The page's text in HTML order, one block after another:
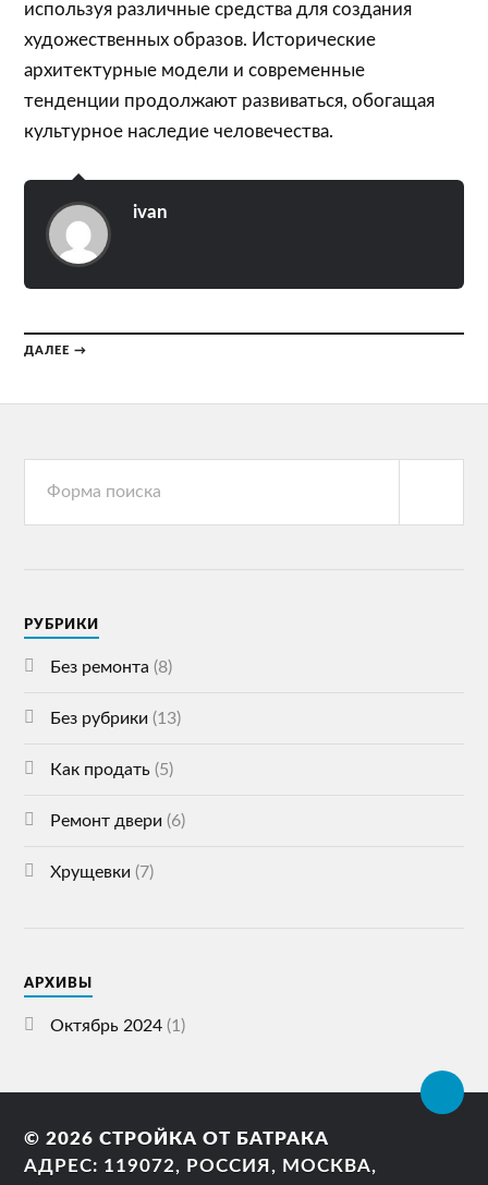
используя различные средства для создания
художественных образов. Исторические
архитектурные модели и современные
тенденции продолжают развиваться, обогащая
культурное наследие человечества.
ivan
ДАЛЕЕ →
РУБРИКИ
Без ремонта (8)
Без рубрики (13)
Как продать (5)
Ремонт двери (6)
Хрущевки (7)
АРХИВЫ
Октябрь 2024 (1)
© 2026СТРОЙКА ОТ БАТРАКА
АДРЕС: 119072, РОССИЯ, МОСКВА,